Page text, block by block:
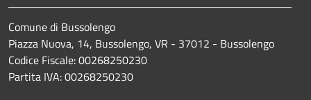
Comune di Bussolengo
Piazza Nuova, 14, Bussolengo, VR - 37012 - Bussolengo
Codice Fiscale: 00268250230
Partita IVA: 00268250230